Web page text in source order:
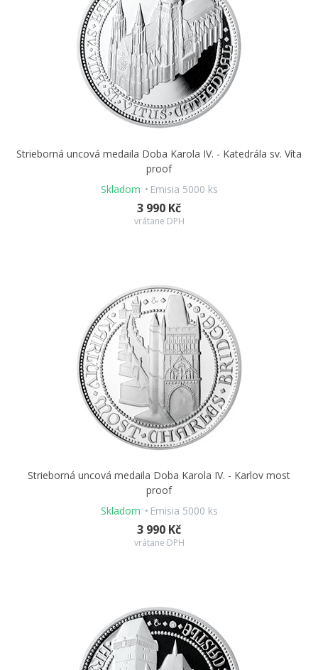
Strieborná uncová medaila Doba Karola IV. - Katedrála sv. Víta
proof
Skladom
Emisia 5000 ks
3 990 Kč
vrátane DPH
Strieborná uncová medaila Doba Karola IV. - Karlov most
proof
Skladom
Emisia 5000 ks
3 990 Kč
vrátane DPH